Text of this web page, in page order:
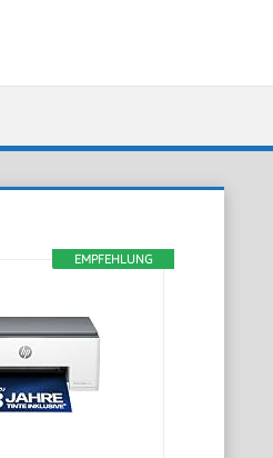
EMPFEHLUNG